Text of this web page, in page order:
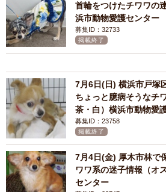
首輪をつけたチワワの
浜市動物愛護センター
募集ID：32733
掲載終了
7月6日(日) 横浜市戸塚
ちょっと臆病そうなチ
茶・白）横浜市動物愛
募集ID：23758
掲載終了
7月4日(金) 厚木市林で
ワワ系の迷子情報（オ
センター